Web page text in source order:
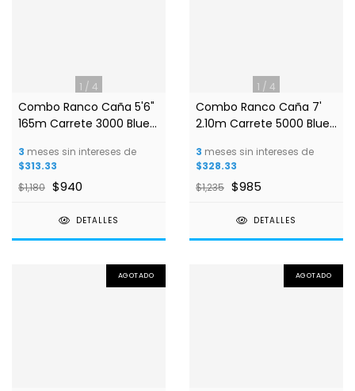
1 / 4
Combo Ranco Caña 5'6"
165m Carrete 3000 Blue
3 meses sin intereses de
$313.33
$1,180 $940
DETALLES
1 / 4
Combo Ranco Caña 7'
2.10m Carrete 5000 Blue
3 meses sin intereses de
$328.33
$1,235 $985
DETALLES
AGOTADO AGOTADO